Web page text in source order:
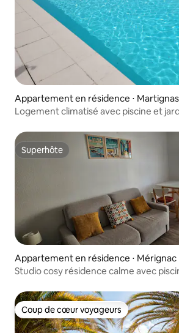
Appartement en résidence ⋅
e
Logement climatisé avec piscine et
Superhôte
Superhôte
Appartement en résidence ⋅ Mérignac
Studio cosy résidence calme avec
Coup de cœur voyageurs
Coup de cœur voyageurs